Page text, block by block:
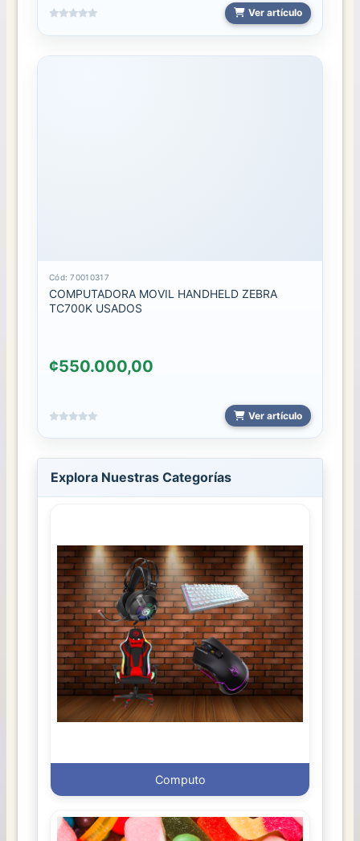
Ver artículo
Cód: 70010317
COMPUTADORA MOVIL HANDHELD ZEBRA
TC700K USADOS
¢550.000,00
Ver artículo
Explora Nuestras Categorías
Computo